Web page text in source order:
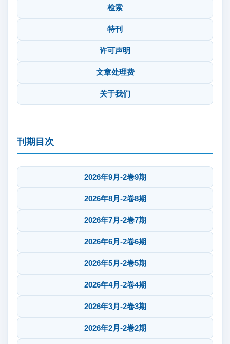
检索
特刊
许可声明
文章处理费
关于我们
刊期目次
2026年9月-2卷9期
2026年8月-2卷8期
2026年7月-2卷7期
2026年6月-2卷6期
2026年5月-2卷5期
2026年4月-2卷4期
2026年3月-2卷3期
2026年2月-2卷2期